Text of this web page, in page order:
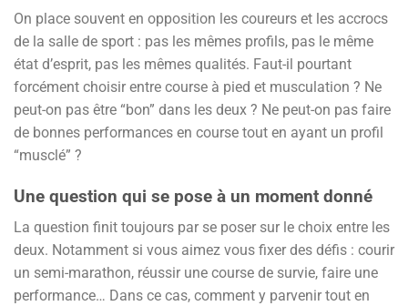
On place souvent en opposition les coureurs et les accrocs
de la salle de sport : pas les mêmes profils, pas le même
état d’esprit, pas les mêmes qualités. Faut-il pourtant
forcément choisir entre course à pied et musculation ? Ne
peut-on pas être “bon” dans les deux ? Ne peut-on pas faire
de bonnes performances en course tout en ayant un profil
“musclé” ?
Une question qui se pose à un moment donné
La question finit toujours par se poser sur le choix entre les
deux. Notamment si vous aimez vous fixer des défis : courir
un semi-marathon, réussir une course de survie, faire une
performance… Dans ce cas, comment y parvenir tout en